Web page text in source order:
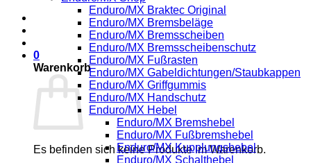
0
Warenkorb
Es befinden sich keine Produkte im Warenkorb.
Enduro/MX Braktec Original
Enduro/MX Bremsbeläge
Enduro/MX Bremsscheiben
Enduro/MX Bremsscheibenschutz
Enduro/MX Fußrasten
Enduro/MX Gabeldichtungen/Staubkappen
Enduro/MX Griffgummis
Enduro/MX Handschutz
Enduro/MX Hebel
Enduro/MX Bremshebel
Enduro/MX Fußbremshebel
Enduro/MX Kupplungshebel
Enduro/MX Schalthebel